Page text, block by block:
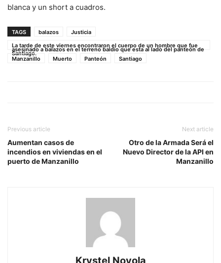
blanca y un short a cuadros.
TAGS balazos
Justicia
La tarde de este viernes encontraron el cuerpo de un hombre que fue
asesinado a balazos en el terreno baldío que esta al lado del panteón de
Santiago.
Manzanillo Muerto Panteón Santiago
Previous article
Aumentan casos de
incendios en viviendas en el
puerto de Manzanillo
Next article
Otro de la Armada Será el
Nuevo Director de la API en
Manzanillo